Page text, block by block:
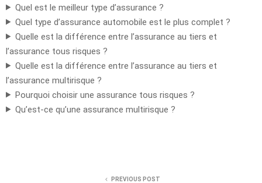
Quel est le meilleur type d’assurance ?
Quel type d’assurance automobile est le plus complet ?
Quelle est la différence entre l’assurance au tiers et
l’assurance tous risques ?
Quelle est la différence entre l’assurance au tiers et
l’assurance multirisque ?
Pourquoi choisir une assurance tous risques ?
Qu’est-ce qu’une assurance multirisque ?
PREVIOUS POST